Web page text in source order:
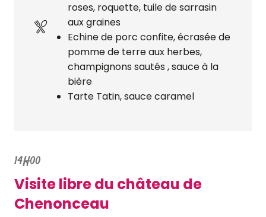
roses, roquette, tuile de sarrasin
aux graines
Echine de porc confite, écrasée de
pomme de terre aux herbes,
champignons sautés , sauce à la
bière
Tarte Tatin, sauce caramel
14H00
Visite libre du château de
Chenonceau